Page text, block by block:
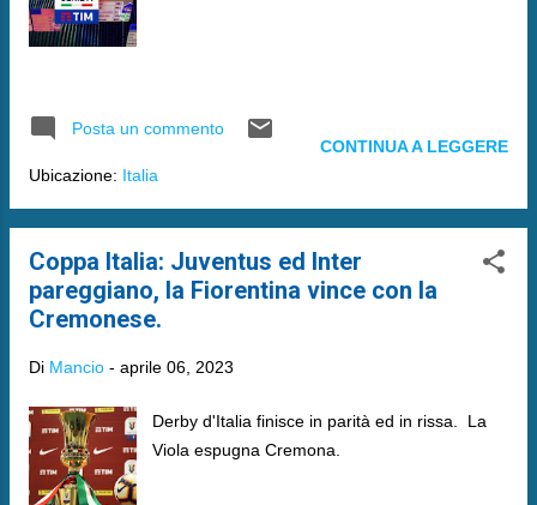
Posta un commento
Ubicazione: Italia
CONTINUA A LEGGERE
Coppa Italia: Juventus ed Inter
pareggiano, la Fiorentina vince con la
Cremonese.
Di Mancio - aprile 06, 2023
Derby d'Italia finisce in parità ed in rissa. La
Viola espugna Cremona.